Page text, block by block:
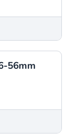
56mm